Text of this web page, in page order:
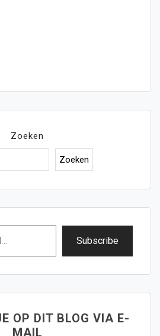
Zoeken
Zoeken
Subscribe
OP DIT BLOG VIA E-
MAIL